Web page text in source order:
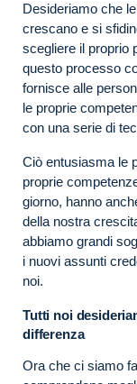
Desideriamo che
crescano e si
scegliere il proprio
questo processo
fornisce alle
le proprie
con una serie di
Ciò entusiasma le
proprie
giorno, hanno
della nostra
abbiamo grandi
i nuovi assunti
noi.
Tutti noi
differenza
Ora che ci siamo